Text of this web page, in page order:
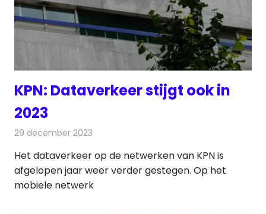
KPN: Dataverkeer stijgt ook in
2023
29 december 2023
Het dataverkeer op de netwerken van KPN is
afgelopen jaar weer verder gestegen. Op het
mobiele netwerk